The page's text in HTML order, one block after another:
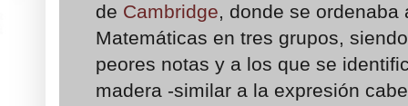
de Cambridge, donde se ordenaba
Matemáticas en tres grupos,
peores notas y a los que se
madera -similar a la expresión